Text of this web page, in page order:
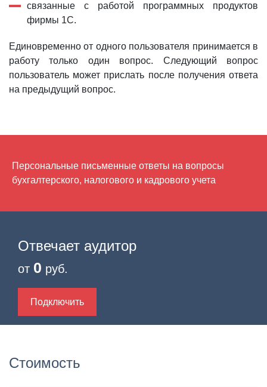
связанные с работой программных продуктов
фирмы 1С.
Единовременно от одного пользователя принимается в
работу только один вопрос. Следующий вопрос
пользователь может прислать после получения ответа
на предыдущий вопрос.
Персональные письменные ответы на вопросы
бухгалтерского, налогового и кадрового учета
Отвечает аудитор
от 0 руб.
Подключить
Стоимость